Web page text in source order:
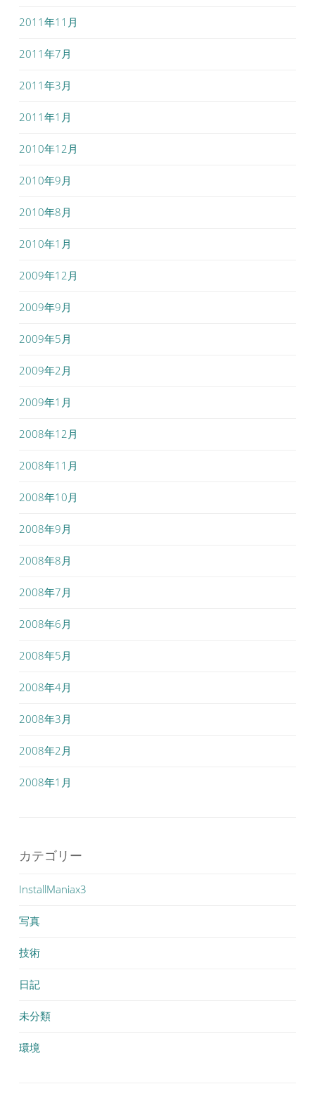
2011年11月
2011年7月
2011年3月
2011年1月
2010年12月
2010年9月
2010年8月
2010年1月
2009年12月
2009年9月
2009年5月
2009年2月
2009年1月
2008年12月
2008年11月
2008年10月
2008年9月
2008年8月
2008年7月
2008年6月
2008年5月
2008年4月
2008年3月
2008年2月
2008年1月
カテゴリー
InstallManiax3
写真
技術
日記
未分類
環境